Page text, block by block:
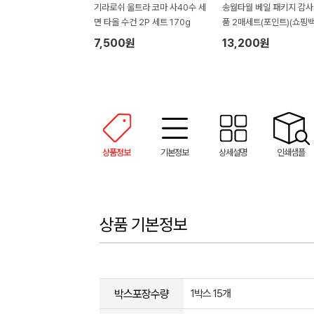
기라로쉬 울트라 코마 사40수 세
면 타올 수건 2P 세트 170g
7,500원
송월타월 베일 패키지 감
품 2매세트(포인트)(쇼핑
정)
13,200원
상품정보 기본정보 상세설명 인쇄샘플
상품 기본정보
박스포장수량 1박스 15개